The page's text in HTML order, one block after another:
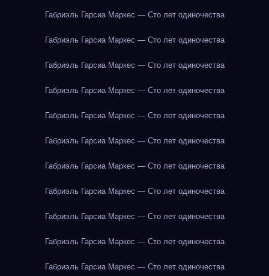
Габриэль Гарсиа Маркес — Сто лет одиночества
Габриэль Гарсиа Маркес — Сто лет одиночества
Габриэль Гарсиа Маркес — Сто лет одиночества
Габриэль Гарсиа Маркес — Сто лет одиночества
Габриэль Гарсиа Маркес — Сто лет одиночества
Габриэль Гарсиа Маркес — Сто лет одиночества
Габриэль Гарсиа Маркес — Сто лет одиночества
Габриэль Гарсиа Маркес — Сто лет одиночества
Габриэль Гарсиа Маркес — Сто лет одиночества
Габриэль Гарсиа Маркес — Сто лет одиночества
Габриэль Гарсиа Маркес — Сто лет одиночества